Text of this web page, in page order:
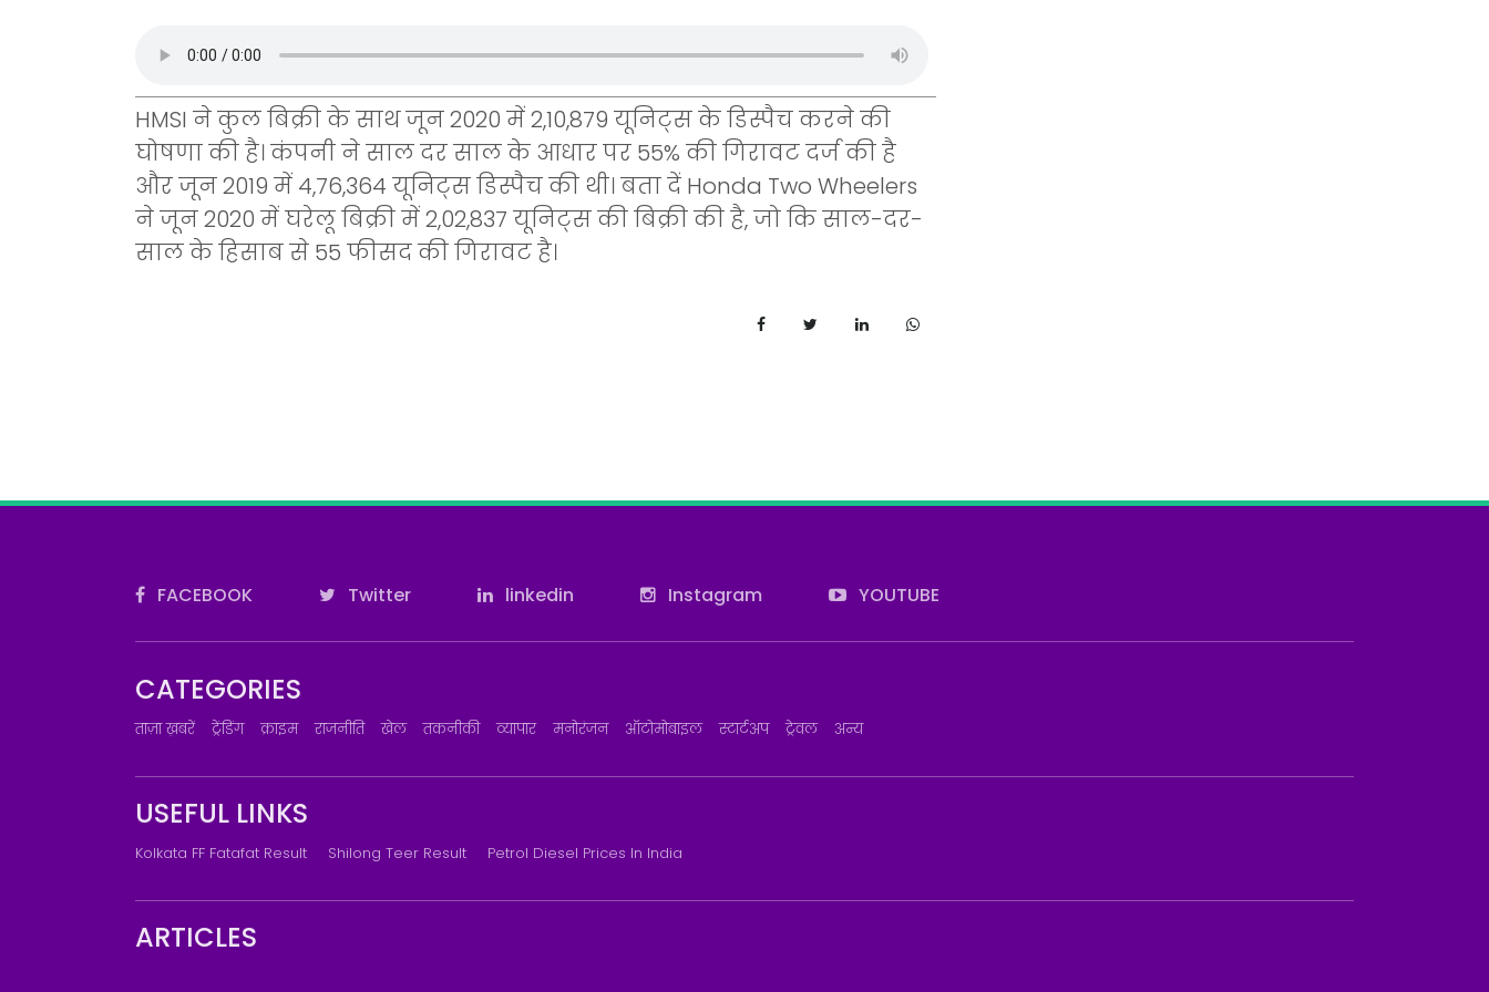
HMSI ने कुल बिक्री के साथ जून 2020 में 2,10,879 यूनिट्स के डिस्पैच करने की
घोषणा की है। कंपनी ने साल दर साल के आधार पर 55% की गिरावट दर्ज की है
और जून 2019 में 4,76,364 यूनिट्स डिस्पैच की थी। बता दें Honda Two Wheelers
ने जून 2020 में घरेलू बिक्री में 2,02,837 यूनिट्स की बिक्री की है, जो कि साल-दर-
साल के हिसाब से 55 फीसद की गिरावट है।
FACEBOOK Twitter linkedin Instagram YOUTUBE
CATEGORIES
ताज़ा ख़बरें ट्रेंडिंग क्राइम राजनीति खेल तकनीकी व्यापार मनोरंजन ऑटोमोबाइल स्टार्टअप ट्रेवल अन्य
USEFUL LINKS
Kolkata FF Fatafat Result Shilong Teer Result Petrol Diesel Prices In India
ARTICLES